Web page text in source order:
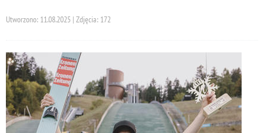
Utworzono: 11.08.2025 | Zdjęcia: 172